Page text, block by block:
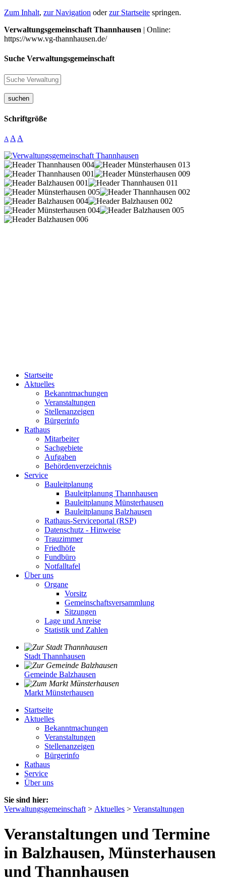
Zum Inhalt, zur Navigation oderzur Startseite springen.
Verwaltungsgemeinschaft Thannhausen | Online:
https://www.vg-thannhausen.de/
Suche Verwaltungsgemeinschaft
suchen
Schriftgröße
A A A
Startseite
Aktuelles
Bekanntmachungen
Veranstaltungen
Stellenanzeigen
Bürgerinfo
Rathaus
Mitarbeiter
Sachgebiete
Aufgaben
Behördenverzeichnis
Service
Bauleitplanung
Bauleitplanung Thannhausen
Bauleitplanung Münsterhausen
Bauleitplanung Balzhausen
Rathaus-Serviceportal (RSP)
Datenschutz - Hinweise
Trauzimmer
Friedhöfe
Fundbüro
Notfalltafel
Über uns
Organe
Vorsitz
Gemeinschaftsversammlung
Sitzungen
Lage und Anreise
Statistik und Zahlen
Stadt Thannhausen
Gemeinde Balzhausen
Markt Münsterhausen
Startseite
Aktuelles
Bekanntmachungen
Veranstaltungen
Stellenanzeigen
Bürgerinfo
Rathaus
Service
Über uns
Sie sind hier:
Verwaltungsgemeinschaft > Aktuelles > Veranstaltungen
Veranstaltungen und Termine
in Balzhausen, Münsterhausen
und Thannhausen